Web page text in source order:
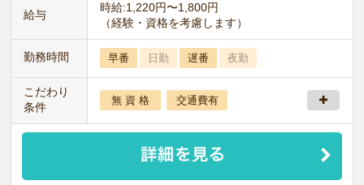
給与
時給:1,220円〜1,800円
（経験・資格を考慮します）
勤務時間 早番 日勤 遅番 夜勤
こだわり
条件
無 資 格 交通費有